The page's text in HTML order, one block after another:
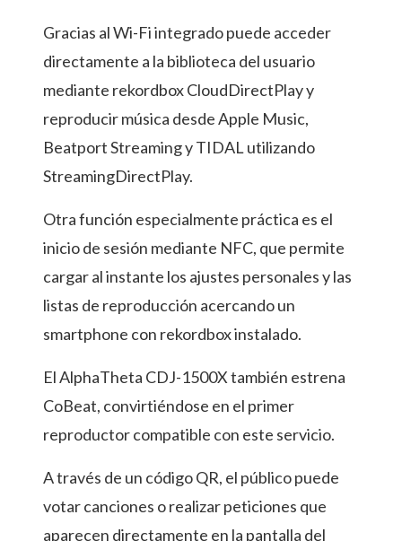
Gracias al Wi-Fi integrado puede acceder
directamente a la biblioteca del usuario
mediante rekordbox CloudDirectPlay y
reproducir música desde Apple Music,
Beatport Streaming y TIDAL utilizando
StreamingDirectPlay.
Otra función especialmente práctica es el
inicio de sesión mediante NFC, que permite
cargar al instante los ajustes personales y las
listas de reproducción acercando un
smartphone con rekordbox instalado.
El AlphaTheta CDJ-1500X también estrena
CoBeat, convirtiéndose en el primer
reproductor compatible con este servicio.
A través de un código QR, el público puede
votar canciones o realizar peticiones que
aparecen directamente en la pantalla del